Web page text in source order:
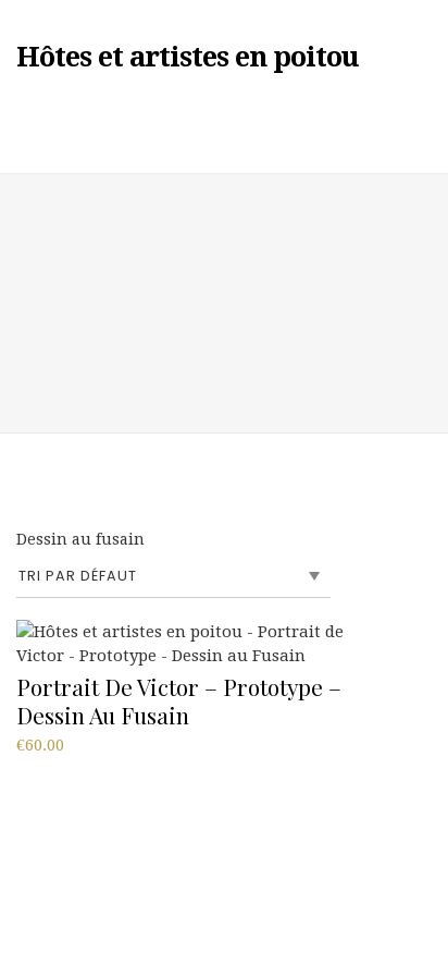
Hôtes et artistes en poitou
Dessin au fusain
Portrait De Victor – Prototype –
Dessin Au Fusain
€60.00